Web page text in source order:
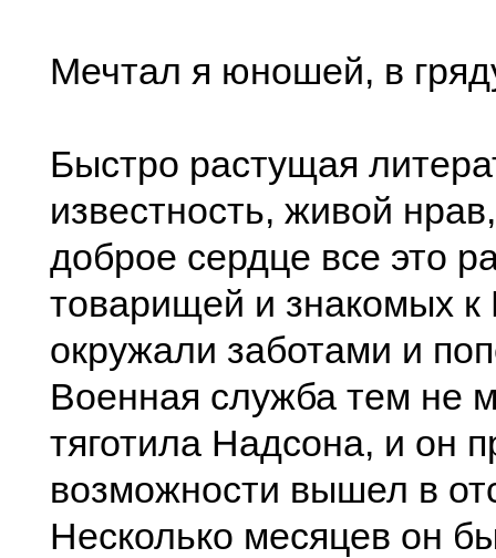
Мечтал я юношей, в
Быстро растущая
известность, живой
доброе сердце все это
товарищей и знакомых к
окружали заботами и
Военная служба тем не
тяготила Надсона, и он
возможности вышел в
Несколько месяцев он